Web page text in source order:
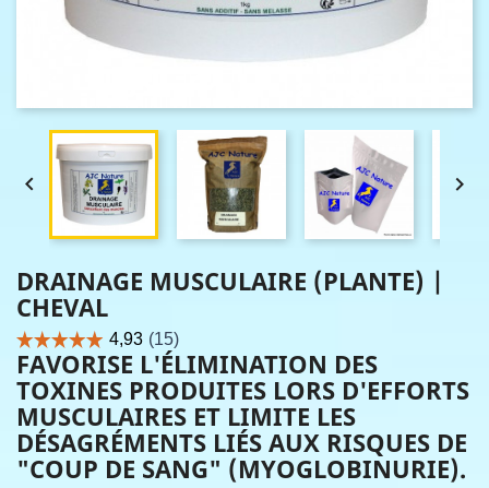
 
DRAINAGE MUSCULAIRE (PLANTE) |
CHEVAL
FAVORISE L'ÉLIMINATION DES
TOXINES PRODUITES LORS D'EFFORTS
MUSCULAIRES ET LIMITE LES
DÉSAGRÉMENTS LIÉS AUX RISQUES DE
"COUP DE SANG" (MYOGLOBINURIE).